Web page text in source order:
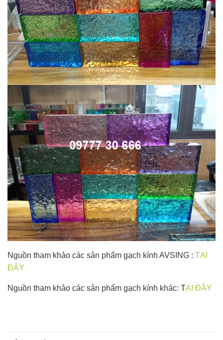
Nguồn tham khảo các sản phẩm gạch kính AVSING : TẠI
ĐÂY
Nguồn tham khảo các sản phẩm gạch kính khác: TẠI ĐÂY